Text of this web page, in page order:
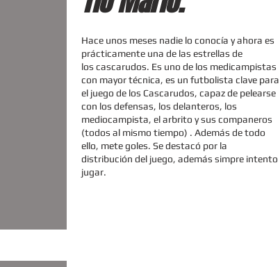
Hace unos meses nadie lo conocía y ahora es
prácticamente una de las estrellas de
los cascarudos. Es uno de los medicampistas
con mayor técnica, es un futbolista clave para
el juego de los Cascarudos, capaz de pelearse
con los defensas, los delanteros, los
mediocampista, el arbrito y sus companeros
(todos al mismo tiempo) . Además de todo
ello, mete goles. Se destacó por la
distribución del juego, además simpre intento
jugar.